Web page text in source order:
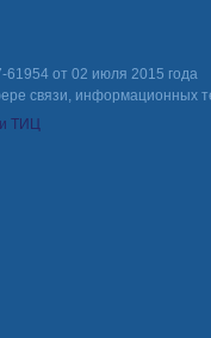
от 02 июля 2015 года
связи, информационных